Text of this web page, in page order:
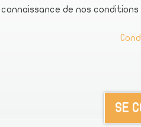
connaissance de nos
SE